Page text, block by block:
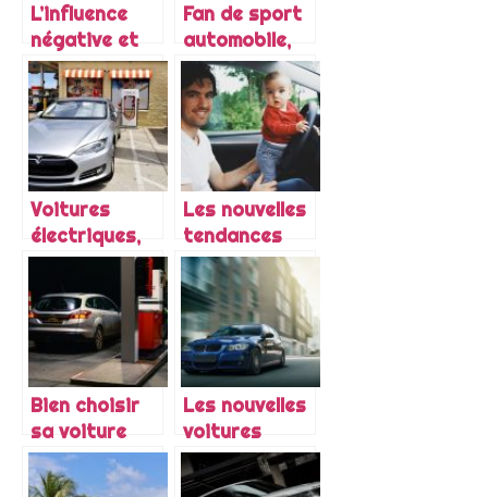
L’influence
négative et
nocive des
voitures dans
la société
Fan de sport
automobile,
comment
parvenir à
courir dans
une
compétition
moins cher ?
Voitures
électriques,
pour ou
contre ?
Les nouvelles
tendances
des voitures
familiales
Bien choisir
sa voiture
écologique
Les nouvelles
voitures
sorties en
2021